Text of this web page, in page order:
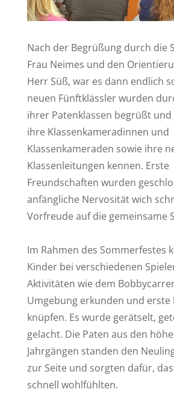
Nach der Begrüßung durch die
Frau Neimes und den
Herr Süß, war es dann endlich
neuen Fünftklässler wurden
ihrer Patenklassen begrüßt
ihre Klassenkameradinnen und
Klassenkameraden sowie ihre
Klassenleitungen kennen. Erste
Freundschaften wurden
anfängliche Nervosität wich
Vorfreude auf die gemeinsame
Im Rahmen des Sommerfestes
Kinder bei verschiedenen
Aktivitäten wie dem
Umgebung erkunden und erste
knüpfen. Es wurde gerätselt,
gelacht. Die Paten aus den
Jahrgängen standen den
zur Seite und sorgten dafür,
schnell wohlfühlten.